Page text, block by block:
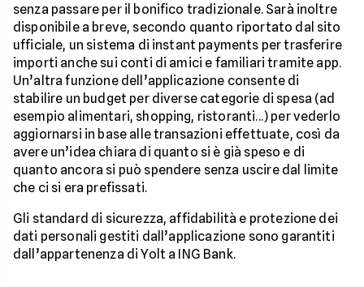
senza passare per il bonifico tradizionale. Sarà inoltre
disponibile a breve, secondo quanto riportato dal sito
ufficiale, un sistema di instant payments per trasferire
importi anche sui conti di amici e familiari tramite app.
Un’altra funzione dell’applicazione consente di
stabilire un budget per diverse categorie di spesa (ad
esempio alimentari, shopping, ristoranti...) per vederlo
aggiornarsi in base alle transazioni effettuate, così da
avere un’idea chiara di quanto si è già speso e di
quanto ancora si può spendere senza uscire dal limite
che ci si era prefissati.
Gli standard di sicurezza, affidabilità e protezione dei
dati personali gestiti dall’applicazione sono garantiti
dall’appartenenza di Yolt a ING Bank.